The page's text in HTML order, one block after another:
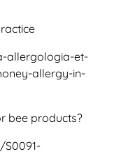
allergologia-et-
allergy-in-
bee products?